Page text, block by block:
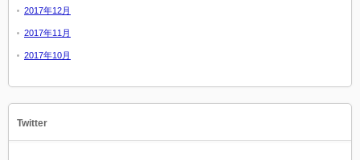
2017年12月
2017年11月
2017年10月
Twitter